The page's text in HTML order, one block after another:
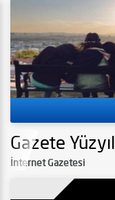
Gazete Yüzyıl
İnternet Gazetesi